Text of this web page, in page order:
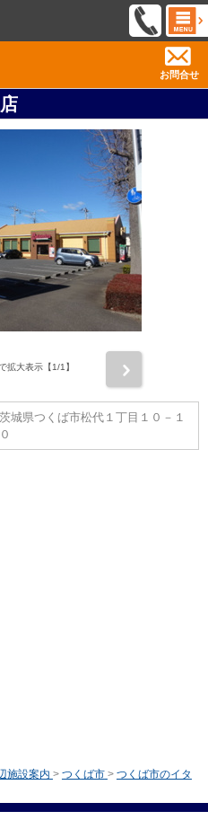
お問合せ
拡大表示【1/1】
茨城県つくば市松代１丁目１０－１
０
施設案内 > つくば市 > つくば市のイタ